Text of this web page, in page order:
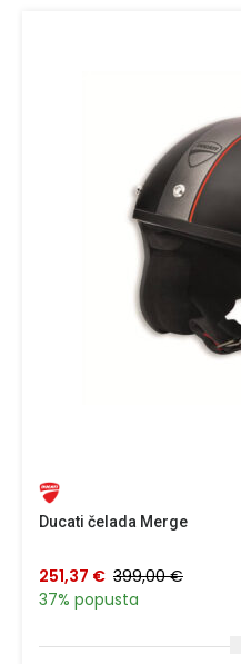
Ducati čelada Merge
251,37 € 399,00 €
37% popusta